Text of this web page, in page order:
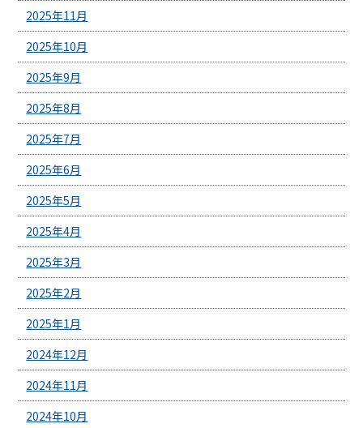
2025年11月
2025年10月
2025年9月
2025年8月
2025年7月
2025年6月
2025年5月
2025年4月
2025年3月
2025年2月
2025年1月
2024年12月
2024年11月
2024年10月